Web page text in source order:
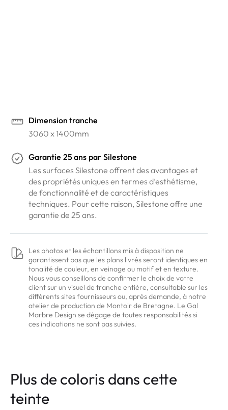
Dimension tranche
3060 x 1400mm
Garantie 25 ans par Silestone
Les surfaces Silestone offrent des avantages et
des propriétés uniques en termes d’esthétisme,
de fonctionnalité et de caractéristiques
techniques. Pour cette raison, Silestone offre une
garantie de 25 ans.
Les photos et les échantillons mis à disposition ne
garantissent pas que les plans livrés seront identiques en
tonalité de couleur, en veinage ou motif et en texture.
Nous vous conseillons de confirmer le choix de votre
client sur un visuel de tranche entière, consultable sur les
différents sites fournisseurs ou, après demande, à notre
atelier de production de Montoir de Bretagne. Le Gal
Marbre Design se dégage de toutes responsabilités si
ces indications ne sont pas suivies.
Plus de coloris dans cette
teinte